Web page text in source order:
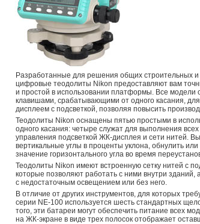
Разработанные для решения общих строительных и
цифровые теодолиты Nikon предоставляют вам
и простой в использовании платформы. Все модели
клавишами, срабатывающими от одного касания,
дисплеем с подсветкой, позволяя повысить
Теодолиты Nikon оснащены пятью простыми в
одного касания: четыре служат для выполнения
управления подсветкой ЖК-дисплея и сети нитей.
вертикальные углы в проценты уклона, обнулить
значение горизонтального угла во время
Теодолиты Nikon имеют встроенную сетку нитей с
которые позволяют работать с ними внутри зданий,
с недостаточным освещением или без него.
В отличие от других инструментов, для которых
серии NE-100 используется шесть стандартных
того, эти батареи могут обеспечить питание всех
на ЖК-экране в виде трех полосок отображает